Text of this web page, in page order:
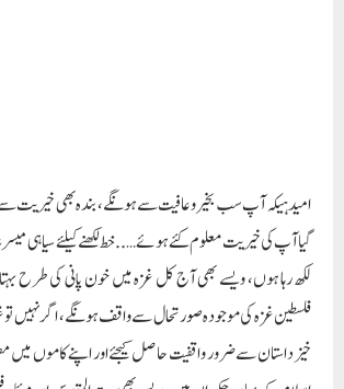
الحمدللہ رمضان المبارک کی آمد ہو چکی ہے اور پہلے عشرہ
استقبال آپ نے بڑے اچھے طریقے سے کیا ہوگا؟ ہم لوگوں نے
کیا…..ویسے بھی پورا غزہ مسلسل اسرائیلی بمباریوں کی وجہ سے
ملبوں پر ہم لوگ بسیرا کررہے ہیں، وہ بھی بے چراغ…..ہر
کی راکھ اور بارودی دھوئیں کا راج ہے…..لہٰذا بے چراغ اس